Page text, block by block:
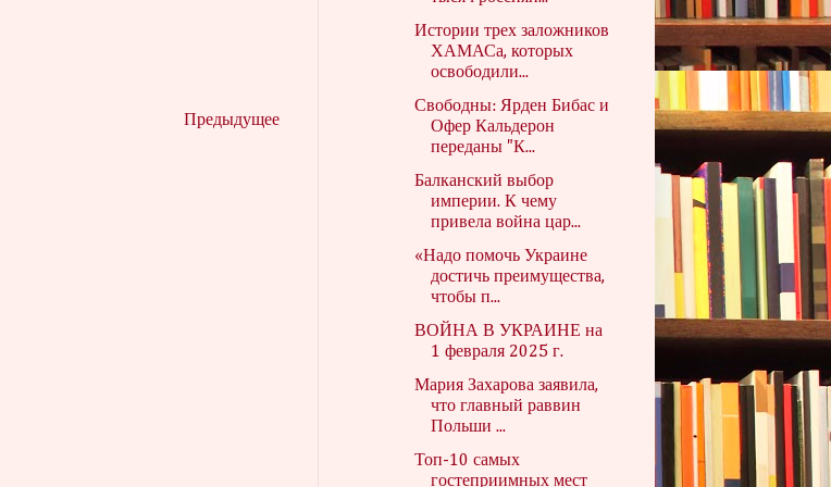
Предыдущее
Истории трех заложников
ХАМАСа, которых
освободили...
Свободны: Ярден Бибас и
Офер Кальдерон
переданы "К...
Балканский выбор
империи. К чему
привела война цар...
«Надо помочь Украине
достичь преимущества,
чтобы п...
ВОЙНА В УКРАИНЕ на
1 февраля 2025 г.
Мария Захарова заявила,
что главный раввин
Польши ...
Топ-10 самых
гостеприимных мест